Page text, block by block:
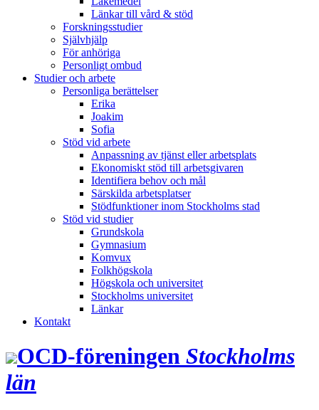
Länkar till vård & stöd
Forskningsstudier
Självhjälp
För anhöriga
Personligt ombud
Studier och arbete
Personliga berättelser
Erika
Joakim
Sofia
Stöd vid arbete
Anpassning av tjänst eller arbetsplats
Ekonomiskt stöd till arbetsgivaren
Identifiera behov och mål
Särskilda arbetsplatser
Stödfunktioner inom Stockholms stad
Stöd vid studier
Grundskola
Gymnasium
Komvux
Folkhögskola
Högskola och universitet
Stockholms universitet
Länkar
Kontakt
OCD‑föreningen Stockholms
län